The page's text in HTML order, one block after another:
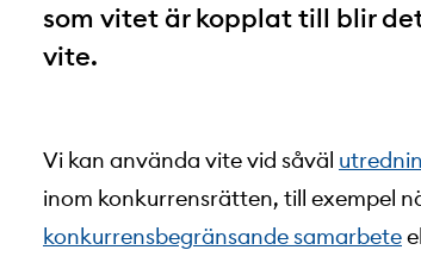
som vitet är kopplat till blir
vite.
Vi kan använda vite vid såväl
inom konkurrensrätten, till exempel
konkurrensbegränsande samarbete